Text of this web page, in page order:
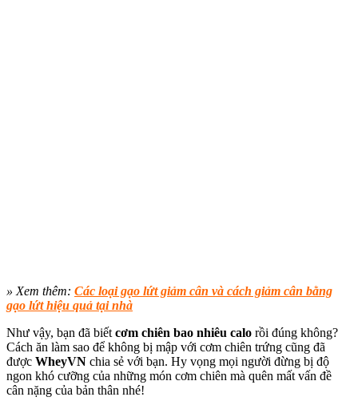
» Xem thêm: Các loại gạo lứt giảm cân và cách giảm cân bằng
gạo lứt hiệu quả tại nhà
Như vậy, bạn đã biết cơm chiên bao nhiêu calo rồi đúng không?
Cách ăn làm sao để không bị mập với cơm chiên trứng cũng đã
được WheyVN chia sẻ với bạn. Hy vọng mọi người đừng bị độ
ngon khó cưỡng của những món cơm chiên mà quên mất vấn đề
cân nặng của bản thân nhé!